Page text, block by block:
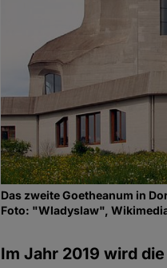
Das zweite Goetheanum in
Foto: "Wladyslaw",
Im Jahr 2019 wird